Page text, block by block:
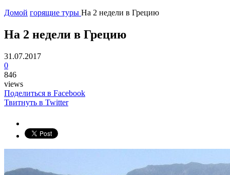
Домой горящие туры На 2 недели в Грецию
На 2 недели в Грецию
31.07.2017
0
846
views
Поделиться в Facebook
Твитнуть в Twitter